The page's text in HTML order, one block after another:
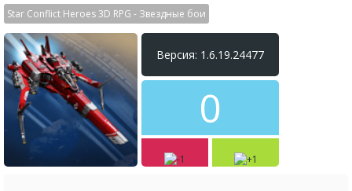
Star Conflict Heroes 3D RPG - Звездные бои
Версия: 1.6.19.24477
0